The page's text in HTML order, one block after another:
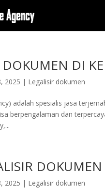
DOKUMEN DI
2025 | Legalisir dokumen
adalah spesialis jasa
berpengalaman dan
2025 | Legalisir dokumen